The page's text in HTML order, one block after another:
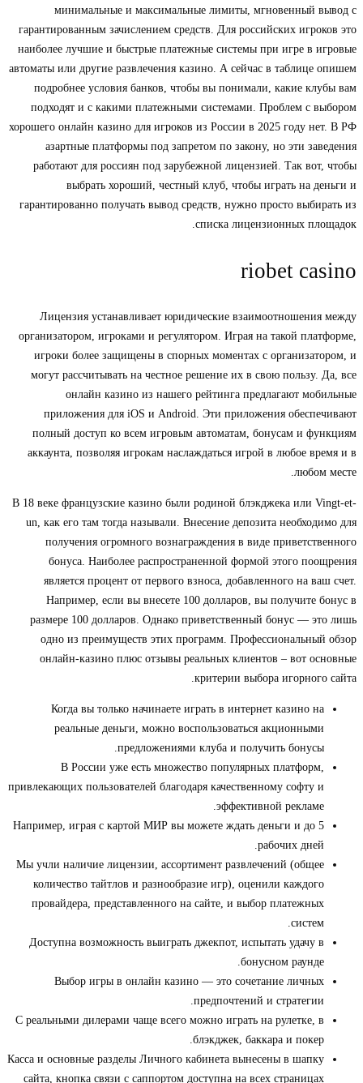
минимальные и максимальные лимиты, мгновенный вывод с
гарантированным зачислением средств. Для российских игроков это
наиболее лучшие и быстрые платежные системы при игре в игровые
автоматы или другие развлечения казино. А сейчас в таблице опишем
подробнее условия банков, чтобы вы понимали, какие клубы вам
подходят и с какими платежными системами. Проблем с выбором
хорошего онлайн казино для игроков из России в 2025 году нет. В РФ
азартные платформы под запретом по закону, но эти заведения
работают для россиян под зарубежной лицензией. Так вот, чтобы
выбрать хороший, честный клуб, чтобы играть на деньги и
гарантированно получать вывод средств, нужно просто выбирать из
списка лицензионных площадок.
riobet casino
Лицензия устанавливает юридические взаимоотношения между
организатором, игроками и регулятором. Играя на такой платформе,
игроки более защищены в спорных моментах с организатором, и
могут рассчитывать на честное решение их в свою пользу. Да, все
онлайн казино из нашего рейтинга предлагают мобильные
приложения для iOS и Android. Эти приложения обеспечивают
полный доступ ко всем игровым автоматам, бонусам и функциям
аккаунта, позволяя игрокам наслаждаться игрой в любое время и в
любом месте.
В 18 веке французские казино были родиной блэкджека или Vingt-et-
un, как его там тогда называли. Внесение депозита необходимо для
получения огромного вознаграждения в виде приветственного
бонуса. Наиболее распространенной формой этого поощрения
является процент от первого взноса, добавленного на ваш счет.
Например, если вы внесете 100 долларов, вы получите бонус в
размере 100 долларов. Однако приветственный бонус — это лишь
одно из преимуществ этих программ. Профессиональный обзор
онлайн-казино плюс отзывы реальных клиентов – вот основные
критерии выбора игорного сайта.
Когда вы только начинаете играть в интернет казино на
реальные деньги, можно воспользоваться акционными
предложениями клуба и получить бонусы.
В России уже есть множество популярных платформ,
привлекающих пользователей благодаря качественному софту и
эффективной рекламе.
Например, играя с картой МИР вы можете ждать деньги и до 5
рабочих дней.
Мы учли наличие лицензии, ассортимент развлечений (общее
количество тайтлов и разнообразие игр), оценили каждого
провайдера, представленного на сайте, и выбор платежных
систем.
Доступна возможность выиграть джекпот, испытать удачу в
бонусном раунде.
Выбор игры в онлайн казино — это сочетание личных
предпочтений и стратегии.
С реальными дилерами чаще всего можно играть на рулетке, в
блэкджек, баккара и покер.
Касса и основные разделы Личного кабинета вынесены в шапку
сайта, кнопка связи с саппортом доступна на всех страницах